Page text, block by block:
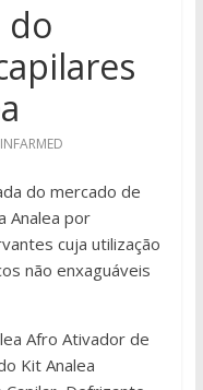
do
INFARMED
do mercado de
Analea por
cuja utilização
não enxaguáveis
Afro Ativador de
Kit Analea